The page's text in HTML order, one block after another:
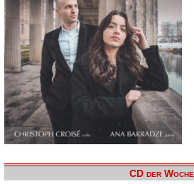
CD der Woche